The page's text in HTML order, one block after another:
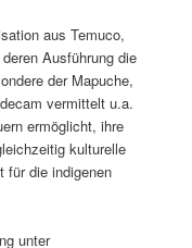
aus Temuco,
Ausführung die
der Mapuche,
vermittelt u.a.
ermöglicht, ihre
kulturelle
für die indigenen
unter